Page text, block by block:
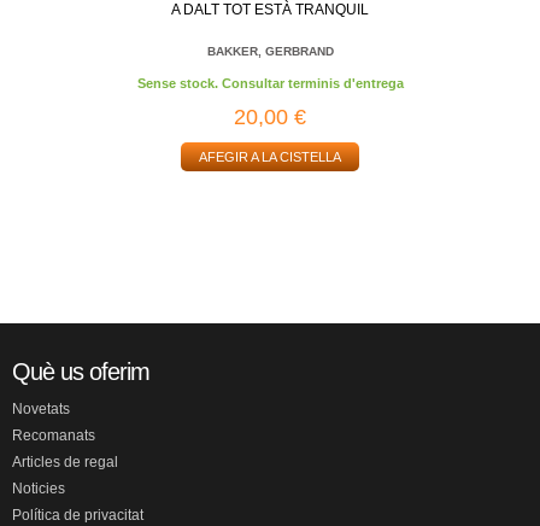
A DALT TOT ESTÀ TRANQUIL
BAKKER, GERBRAND
Sense stock. Consultar terminis d'entrega
20,00 €
AFEGIR A LA CISTELLA
Què us oferim
Novetats
Recomanats
Articles de regal
Noticies
Política de privacitat